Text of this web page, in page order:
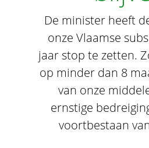
De minister heeft
onze Vlaamse
jaar stop te zetten.
op minder dan 8
van onze
ernstige
voortbestaan